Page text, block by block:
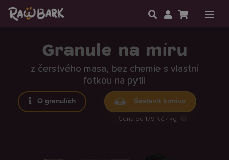
Granule na míru
z čerstvého masa, bez chemie s vlastní
fotkou na pytli
O granulích Sestavit krmivo
Cena od 179 Kč / kg